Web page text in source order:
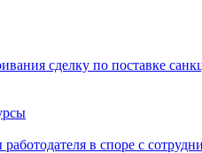
сделку по поставке
в споре с